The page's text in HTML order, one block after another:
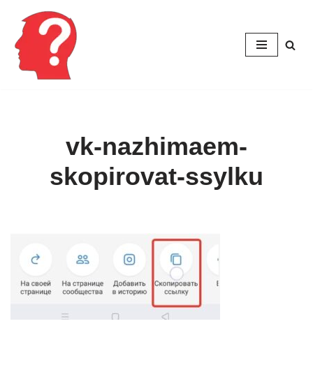
Перейти
содержимому
vk-nazhimaem-
skopirovat-ssylku